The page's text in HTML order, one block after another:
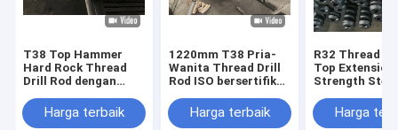
T38 Top Hammer
Hard Rock Thread
Drill Rod dengan
Pertambangan dan
Tunneling
Harga terbaik
1220mm T38 Pria-
Wanita Thread Drill
Rod ISO bersertifikat
dan Pengeboran
Batu
Harga terbaik
R32 Thread
Top
Strength Steel
Heksagonal
Bulat untuk
Harga